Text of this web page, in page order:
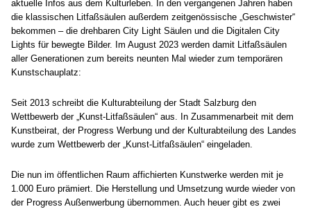
aktuelle Infos aus dem Kulturleben. In den vergangenen Jahren haben
die klassischen Litfaßsäulen außerdem zeitgenössische „Geschwister“
bekommen – die drehbaren City Light Säulen und die Digitalen City
Lights für bewegte Bilder. Im August 2023 werden damit Litfaßsäulen
aller Generationen zum bereits neunten Mal wieder zum temporären
Kunstschauplatz:
Seit 2013 schreibt die Kulturabteilung der Stadt Salzburg den
Wettbewerb der „Kunst-Litfaßsäulen“ aus. In Zusammenarbeit mit dem
Kunstbeirat, der Progress Werbung und der Kulturabteilung des Landes
wurde zum Wettbewerb der „Kunst-Litfaßsäulen“ eingeladen.
Die nun im öffentlichen Raum affichierten Kunstwerke werden mit je
1.000 Euro prämiert. Die Herstellung und Umsetzung wurde wieder von
der Progress Außenwerbung übernommen. Auch heuer gibt es zwei